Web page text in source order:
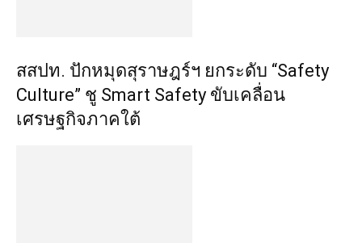
สสปท. ปักหมุดสุราษฎร์ฯ ยกระดับ “Safety
Culture” ชู Smart Safety ขับเคลื่อน
เศรษฐกิจภาคใต้